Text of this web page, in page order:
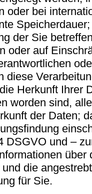
oder bei
der Sie
oder auf
diese
Herkunft Ihrer
worden sind,
der Daten;
DSGVO und –
über
die
für Sie.